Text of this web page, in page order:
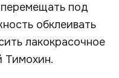
под
обклеивать
лакокрасочное
Тимохин.